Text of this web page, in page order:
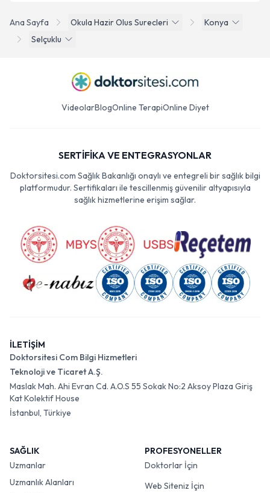
Ana Sayfa Okula Hazir Olus Surecleri
Konya
Selçuklu
VideolarBlogOnline TerapiOnline Diyet
SERTİFİKA VE ENTEGRASYONLAR
Doktorsitesi.com Sağlık Bakanlığı onaylı ve entegreli bir sağlık bilgi
platformudur. Sertifikaları ile tescillenmiş güvenilir altyapısıyla
sağlık hizmetlerine erişim sağlar.
İLETİŞİM
Doktorsitesi Com Bilgi Hizmetleri
Teknoloji ve Ticaret A.Ş.
Maslak Mah. Ahi Evran Cd. A.O.S 55 Sokak No:2 Aksoy Plaza Giriş
Kat Kolektif House
İstanbul, Türkiye
SAĞLIK
Uzmanlar
Uzmanlık Alanları
PROFESYONELLER
Doktorlar İçin
Web Siteniz İçin